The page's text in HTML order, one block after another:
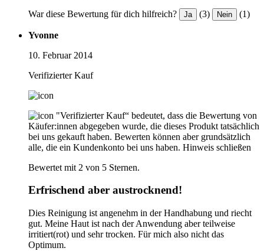
War diese Bewertung für dich hilfreich? Ja (3) Nein (1)
Yvonne
10. Februar 2014
Verifizierter Kauf
"Verifizierter Kauf“ bedeutet, dass die Bewertung von
Käufer:innen abgegeben wurde, die dieses Produkt tatsächlich
bei uns gekauft haben. Bewerten können aber grundsätzlich
alle, die ein Kundenkonto bei uns haben. Hinweis schließen
Bewertet mit 2 von 5 Sternen.
Erfrischend aber austrocknend!
Dies Reinigung ist angenehm in der Handhabung und riecht
gut. Meine Haut ist nach der Anwendung aber teilweise
irritiert(rot) und sehr trocken. Für mich also nicht das
Optimum.